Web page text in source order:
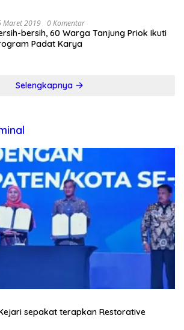
Maret 2019 0 Komentar
bersih, 60 Warga Tanjung Priok Ikuti
Padat Karya
Selengkapnya
sepakat terapkan Restorative